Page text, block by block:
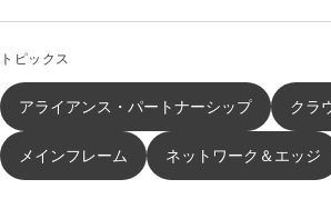
トピックス
アライアンス・パートナーシップ クラ
メインフレーム ネットワーク＆エッジ